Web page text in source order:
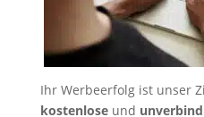
Ihr Werbeerfolg ist unser
kostenloseund